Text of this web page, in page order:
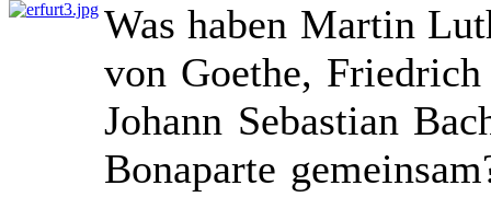
Was haben Martin
von Goethe,
Johann Sebastian
Bonaparte